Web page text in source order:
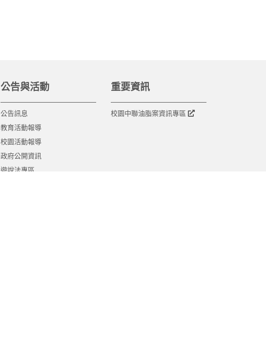
公告與活動
公告訊息
教育活動報導
校園活動報導
政府公開資訊
遊說法專區
重要資訊
校園中聯油脂案資訊專區